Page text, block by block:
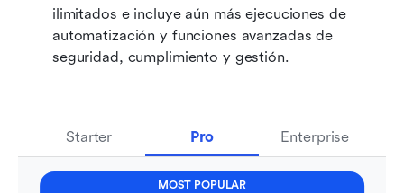
ilimitados e incluye aún más ejecuciones de
automatización y funciones avanzadas de
seguridad, cumplimiento y gestión.
Starter Pro Enterprise
MOST POPULAR